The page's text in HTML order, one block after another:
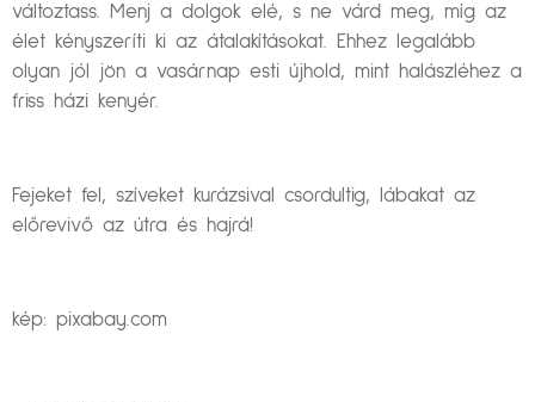
változtass. Menj a dolgok elé, s ne várd meg, míg az
élet kényszeríti ki az átalakításokat. Ehhez legalább
olyan jól jön a vasárnap esti újhold, mint halászléhez a
friss házi kenyér.
Fejeket fel, szíveket kurázsival csordultig, lábakat az
előrevivő az útra és hajrá!
kép: pixabay.com